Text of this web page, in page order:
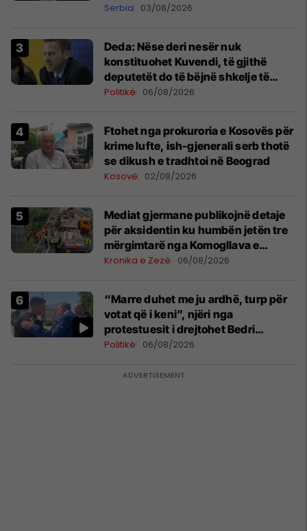
shpall gjendjen e luftës
Serbia 03/08/2026
Deda: Nëse deri nesër nuk
konstituohet Kuvendi, të gjithë
deputetët do të bëjnë shkelje të
rëndë kushtetuese
Politikë 06/08/2026
Ftohet nga prokuroria e Kosovës për
krime lufte, ish-gjenerali serb thotë
se dikush e tradhtoi në Beograd
Kosovë 02/08/2026
Mediat gjermane publikojnë detaje
për aksidentin ku humbën jetën tre
mërgimtarë nga Komogllava e
Ferizajt
Kronika e Zezë 06/08/2026
“Marre duhet me ju ardhë, turp për
votat që i keni”, njëri nga
protestuesit i drejtohet Bedri
Hamzës
Politikë 06/08/2026